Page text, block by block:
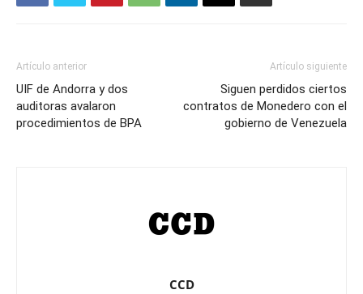
Artículo anterior
UIF de Andorra y dos
auditoras avalaron
procedimientos de BPA
Artículo siguiente
Siguen perdidos ciertos
contratos de Monedero con el
gobierno de Venezuela
CCD